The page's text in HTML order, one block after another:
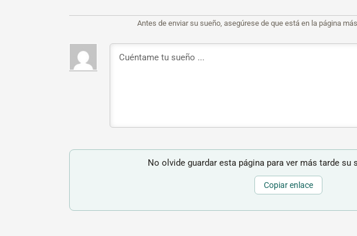
Antes de enviar su sueño, asegúrese de que está en la página
No olvide guardar esta página para ver más tarde su
Copiar enlace